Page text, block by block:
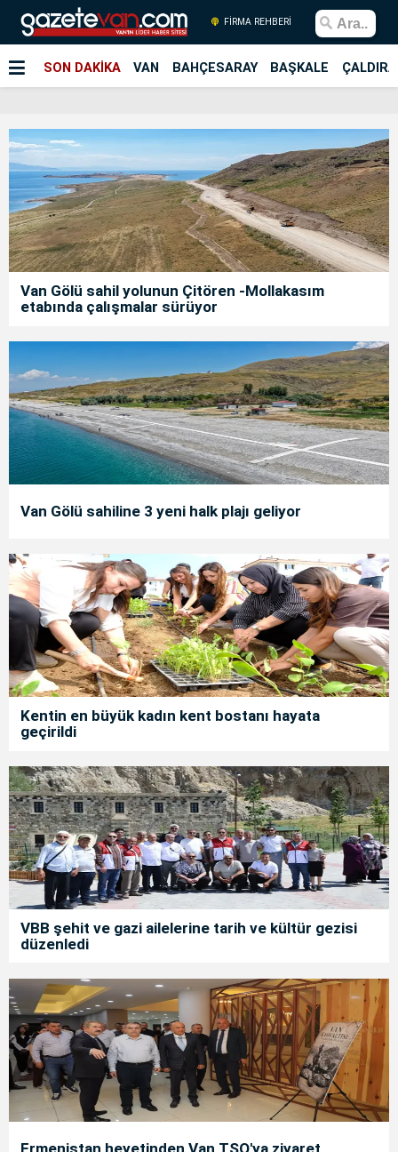
FİRMA REHBERİ
SON DAKİKA VAN BAHÇESARAY BAŞKALE
Van Gölü sahil yolunun Çitören -Mollakasım
etabında çalışmalar sürüyor
Van Gölü sahiline 3 yeni halk plajı geliyor
Kentin en büyük kadın kent bostanı hayata
geçirildi
VBB şehit ve gazi ailelerine tarih ve kültür gezisi
düzenledi